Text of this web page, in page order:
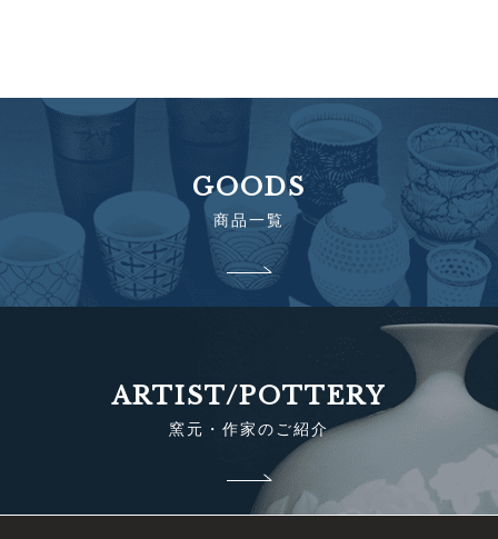
GOODS
商品一覧
ARTIST/POTTERY
窯元・作家のご紹介